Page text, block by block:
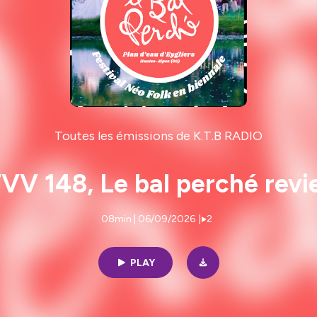
Toutes les émissions de K.T.B RADIO
148, Le bal perché
08min | 06/09/2026 2
PLAY